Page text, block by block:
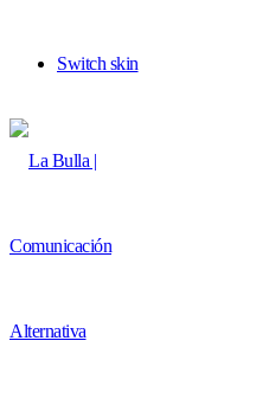
Switch skin